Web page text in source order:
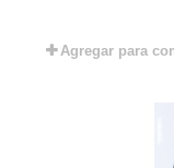
Agregar para